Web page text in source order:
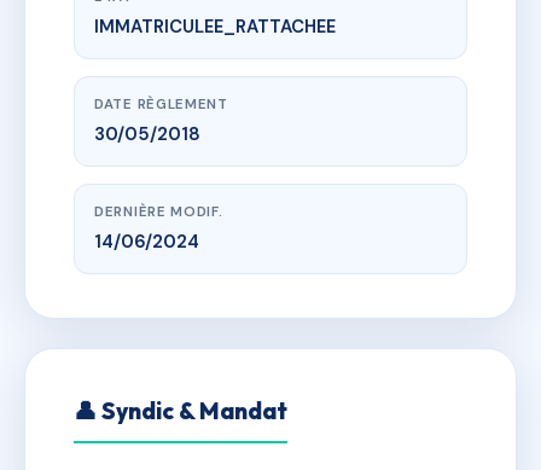
www.vme.plus/AG7022668
LES GRANGES DE L'EPINETTE
Station de VALLANDRY, 73210 LANDRY
IMMATRICULEE_RATTACHEE
DATE RÈGLEMENT
30/05/2018
DERNIÈRE MODIF.
14/06/2024
👤 Syndic & Mandat